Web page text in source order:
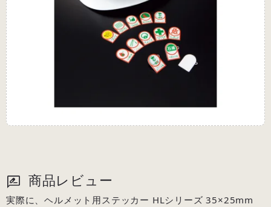
商品レビュー
実際に、ヘルメット用ステッカー HLシリーズ 35×25mm